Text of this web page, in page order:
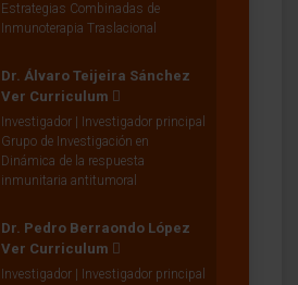
Estrategias Combinadas de
Inmunoterapia Traslacional
Dr. Álvaro Teijeira Sánchez
Ver Curriculum
Investigador | Investigador principal
Grupo de Investigación en
Dinámica de la respuesta
inmunitaria antitumoral
Dr. Pedro Berraondo López
Ver Curriculum
Investigador | Investigador principal